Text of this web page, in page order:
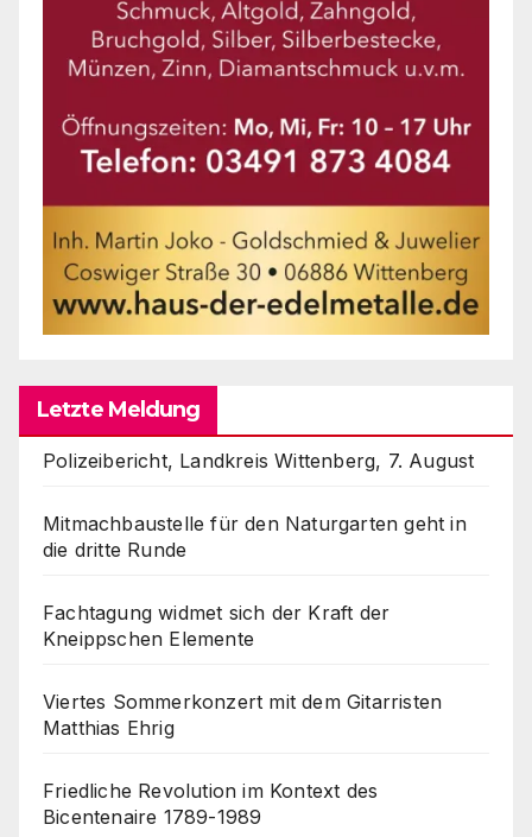
Letzte Meldung
Polizeibericht, Landkreis Wittenberg, 7. August
Mitmachbaustelle für den Naturgarten geht in
die dritte Runde
Fachtagung widmet sich der Kraft der
Kneippschen Elemente
Viertes Sommerkonzert mit dem Gitarristen
Matthias Ehrig
Friedliche Revolution im Kontext des
Bicentenaire 1789-1989